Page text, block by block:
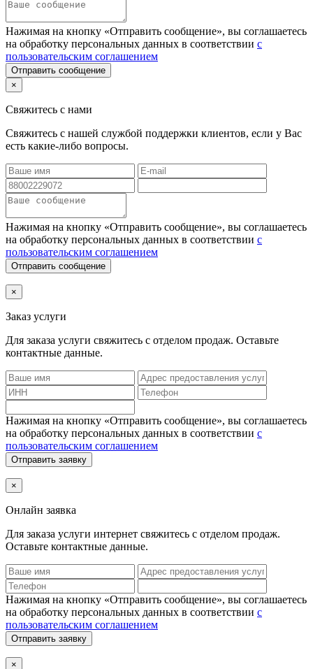
Нажимая на кнопку «Отправить сообщение», вы соглашаетесь
на обработку персональных данных в соответствии с
пользовательским соглашением
Отправить сообщение
×
Свяжитесь с нами
Свяжитесь с нашей службой поддержки клиентов, если у Вас
есть какие-либо вопросы.
Нажимая на кнопку «Отправить сообщение», вы соглашаетесь
на обработку персональных данных в соответствии с
пользовательским соглашением
Отправить сообщение
×
Заказ услуги
Для заказа услуги свяжитесь с отделом продаж. Оставьте
контактные данные.
Нажимая на кнопку «Отправить сообщение», вы соглашаетесь
на обработку персональных данных в соответствии с
пользовательским соглашением
Отправить заявку
×
Онлайн заявка
Для заказа услуги интернет свяжитесь с отделом продаж.
Оставьте контактные данные.
Нажимая на кнопку «Отправить сообщение», вы соглашаетесь
на обработку персональных данных в соответствии с
пользовательским соглашением
Отправить заявку
×